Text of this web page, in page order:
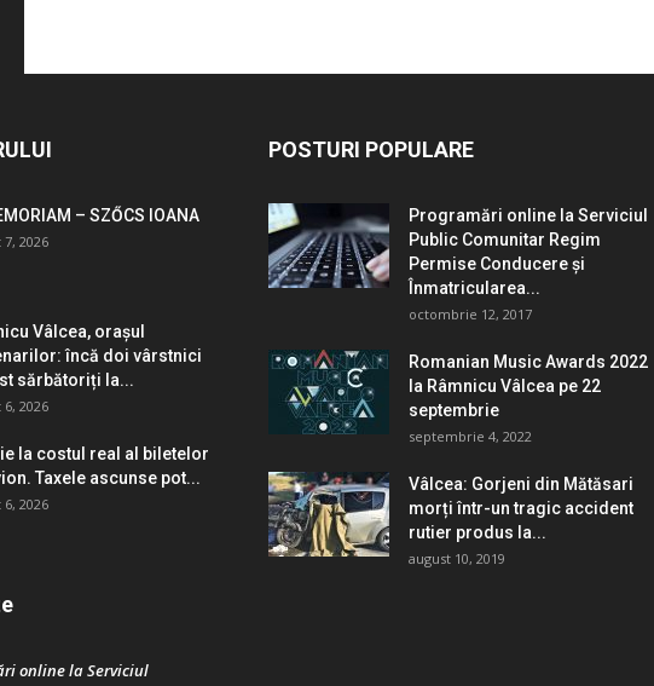
– SZŐCS IOANA
2026
Vâlcea, orașul
încă doi vârstnici
sărbătoriți la...
2026
la costul real al biletelor
Taxele ascunse pot...
2026
online la Serviciul
POSTURI POPULARE
Programări online la Serviciul
Public Comunitar Regim
Permise Conducere şi
Înmatricularea...
octombrie 12, 2017
Romanian Music Awards 2022
la Râmnicu Vâlcea pe 22
septembrie
septembrie 4, 2022
Vâlcea: Gorjeni din Mătăsari
morți într-un tragic accident
rutier produs la...
august 10, 2019